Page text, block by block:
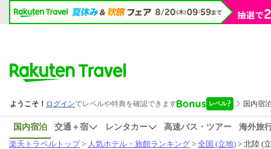
国内宿泊 交通＋宿 レンタカー 高速バス・ツアー
海外旅
楽天トラベルトップ> 人気ホテル・旅館ランキング > 全国 (立地) > 北陸 (